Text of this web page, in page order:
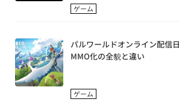
ゲーム
パルワールドオンライン配信
MMO化の全貌と違い
ゲーム